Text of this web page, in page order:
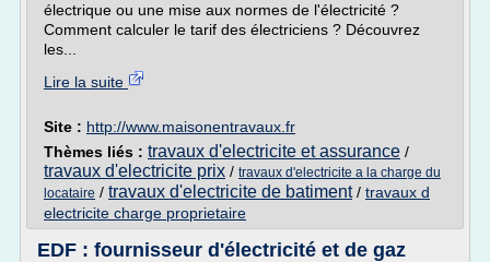
électrique ou une mise aux normes de l'électricité ?
Comment calculer le tarif des électriciens ? Découvrez
les...
Lire la suite
Site : http://www.maisonentravaux.fr
Thèmes liés : travaux d'electricite et assurance /
travaux d'electricite prix / travaux d'electricite a la charge du
locataire / travaux d'electricite de batiment/ travaux d
electricite charge proprietaire
EDF : fournisseur d'électricité et de gaz